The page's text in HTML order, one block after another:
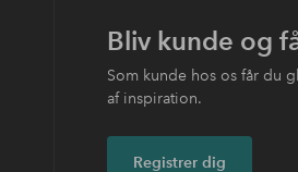
Bliv kunde og
Som kunde hos os får du
af inspiration.
Registrer dig